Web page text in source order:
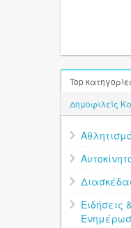
Top
Δημοφιλείς
Ειδήσεις